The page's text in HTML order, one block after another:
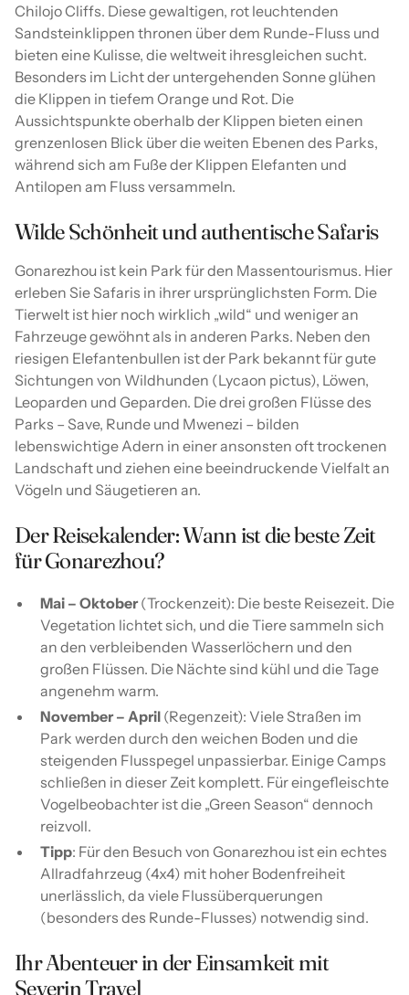
Chilojo Cliffs. Diese gewaltigen, rot leuchtenden
Sandsteinklippen thronen über dem Runde-Fluss und
bieten eine Kulisse, die weltweit ihresgleichen sucht.
Besonders im Licht der untergehenden Sonne glühen
die Klippen in tiefem Orange und Rot. Die
Aussichtspunkte oberhalb der Klippen bieten einen
grenzenlosen Blick über die weiten Ebenen des Parks,
während sich am Fuße der Klippen Elefanten und
Antilopen am Fluss versammeln.
Wilde Schönheit und authentische Safaris
Gonarezhou ist kein Park für den Massentourismus. Hier
erleben Sie Safaris in ihrer ursprünglichsten Form. Die
Tierwelt ist hier noch wirklich „wild“ und weniger an
Fahrzeuge gewöhnt als in anderen Parks. Neben den
riesigen Elefantenbullen ist der Park bekannt für gute
Sichtungen von Wildhunden (Lycaon pictus), Löwen,
Leoparden und Geparden. Die drei großen Flüsse des
Parks – Save, Runde und Mwenezi – bilden
lebenswichtige Adern in einer ansonsten oft trockenen
Landschaft und ziehen eine beeindruckende Vielfalt an
Vögeln und Säugetieren an.
Der Reisekalender: Wann ist die beste Zeit
für Gonarezhou?
Mai – Oktober(Trockenzeit): Die beste Reisezeit. Die
Vegetation lichtet sich, und die Tiere sammeln sich
an den verbleibenden Wasserlöchern und den
großen Flüssen. Die Nächte sind kühl und die Tage
angenehm warm.
November – April (Regenzeit): Viele Straßen im
Park werden durch den weichen Boden und die
steigenden Flusspegel unpassierbar. Einige Camps
schließen in dieser Zeit komplett. Für eingefleischte
Vogelbeobachter ist die „Green Season“ dennoch
reizvoll.
Tipp: Für den Besuch von Gonarezhou ist ein echtes
Allradfahrzeug (4x4) mit hoher Bodenfreiheit
unerlässlich, da viele Flussüberquerungen
(besonders des Runde-Flusses) notwendig sind.
Ihr Abenteuer in der Einsamkeit mit
Severin Travel